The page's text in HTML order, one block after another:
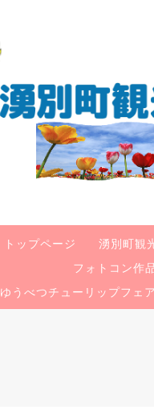
トップページ 湧別町観
フォトコン作
ゆうべつチューリップフ